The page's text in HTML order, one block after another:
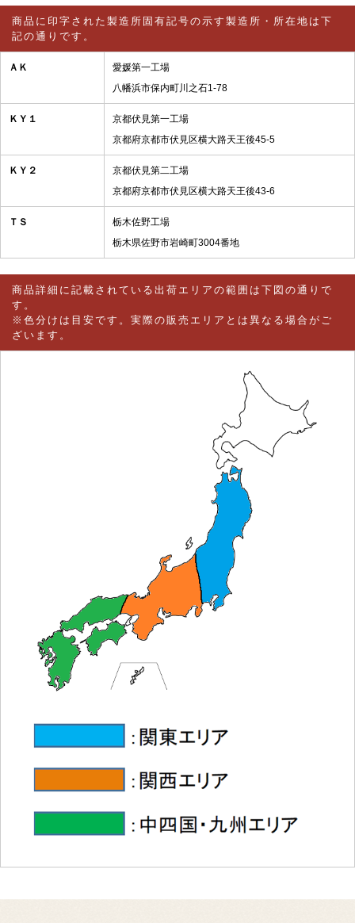
商品に印字された製造所固有記号の示す製造所・所在地は下
記の通りです。
ＡＫ
愛媛第一工場
八幡浜市保内町川之石1-78
ＫＹ１
京都伏見第一工場
京都府京都市伏見区横大路天王後45-5
ＫＹ２
京都伏見第二工場
京都府京都市伏見区横大路天王後43-6
ＴＳ
栃木佐野工場
栃木県佐野市岩崎町3004番地
商品詳細に記載されている出荷エリアの範囲は下図の通りで
す。
※色分けは目安です。実際の販売エリアとは異なる場合がご
ざいます。